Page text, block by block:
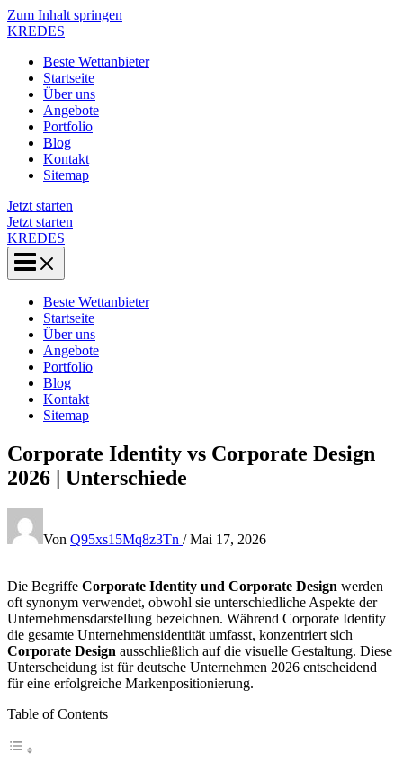
Zum Inhalt springen
KREDES
Beste Wettanbieter
Startseite
Über uns
Angebote
Portfolio
Blog
Kontakt
Sitemap
Jetzt starten
Jetzt starten
KREDES
Beste Wettanbieter
Startseite
Über uns
Angebote
Portfolio
Blog
Kontakt
Sitemap
Corporate Identity vs Corporate Design
2026 | Unterschiede
Von Q95xs15Mq8z3Tn /Mai 17, 2026
Die Begriffe Corporate Identity und Corporate Design werden
oft synonym verwendet, obwohl sie unterschiedliche Aspekte der
Unternehmensdarstellung bezeichnen. Während Corporate Identity
die gesamte Unternehmensidentität umfasst, konzentriert sich
Corporate Design ausschließlich auf die visuelle Gestaltung. Diese
Unterscheidung ist für deutsche Unternehmen 2026 entscheidend
für eine erfolgreiche Markenpositionierung.
Table of Contents